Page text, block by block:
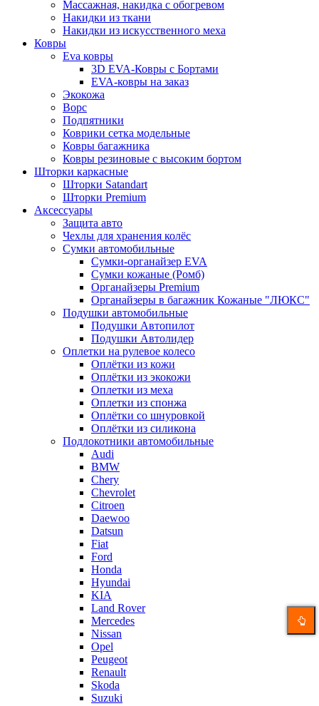
Массажная, накидка с обогревом
Накидки из ткани
Накидки из искусственного меха
Ковры
Eva ковры
3D EVA-Ковры с Бортами
EVA-ковры на заказ
Экокожа
Ворс
Подпятники
Коврики сетка модельные
Ковры багажника
Ковры резиновые с высоким бортом
Шторки каркасные
Шторки Satandart
Шторки Premium
Аксессуары
Защита авто
Чехлы для хранения колёс
Сумки автомобильные
Сумки-органайзер EVA
Сумки кожаные (Ромб)
Органайзеры Premium
Органайзеры в багажник Кожаные "ЛЮКС"
Подушки автомобильные
Подушки Автопилот
Подушки Автолидер
Оплетки на рулевое колесо
Оплётки из кожи
Оплётки из экокожи
Оплетки из меха
Оплетки из спонжа
Оплётки со шнуровкой
Оплётки из силикона
Подлокотники автомобильные
Audi
BMW
Chery
Chevrolet
Citroen
Daewoo
Datsun
Fiat
Ford
Honda
Hyundai
KIA
Land Rover
Mercedes
Nissan
Opel
Peugeot
Renault
Skoda
Suzuki